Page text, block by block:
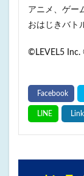
アニメ、ゲー
おはじきバト
©LEVEL5 Inc.